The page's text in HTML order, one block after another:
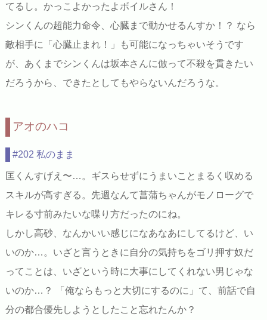
てるし。かっこよかったよボイルさん！
シンくんの超能力命令、心臓まで動かせるんすか！？ なら
敵相手に「心臓止まれ！」も可能になっちゃいそうです
が、あくまでシンくんは坂本さんに倣って不殺を貫きたい
だろうから、できたとしてもやらないんだろうな。
アオのハコ
#202 私のまま
匡くんすげえ〜…。ギスらせずにうまいことまるく収める
スキルが高すぎる。先週なんて菖蒲ちゃんがモノローグで
キレる寸前みたいな喋り方だったのにね。
しかし高砂、なんかいい感じになあなあにしてるけど、い
いのか…。いざと言うときに自分の気持ちをゴリ押す奴だ
ってことは、いざという時に大事にしてくれない男じゃな
いのか…？ 「俺ならもっと大切にするのに」て、前話で自
分の都合優先しようとしたこと忘れたんか？